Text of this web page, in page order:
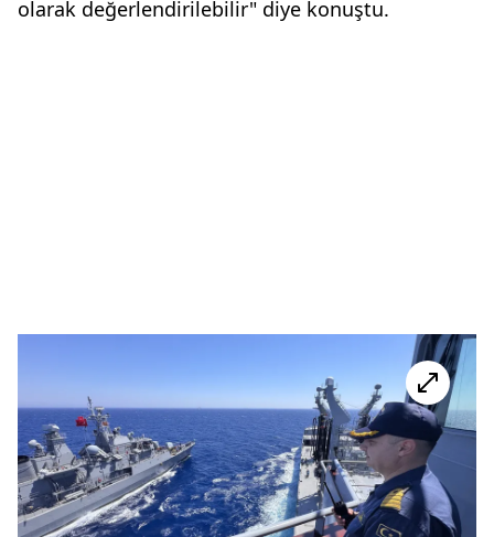
olarak değerlendirilebilir" diye konuştu.